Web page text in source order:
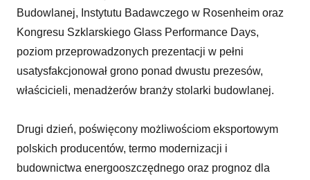
Budowlanej, Instytutu Badawczego w Rosenheim oraz
Kongresu Szklarskiego Glass Performance Days,
poziom przeprowadzonych prezentacji w pełni
usatysfakcjonował grono ponad dwustu prezesów,
właścicieli, menadżerów branży stolarki budowlanej.
Drugi dzień, poświęcony możliwościom eksportowym
polskich producentów, termo modernizacji i
budownictwa energooszczędnego oraz prognoz dla